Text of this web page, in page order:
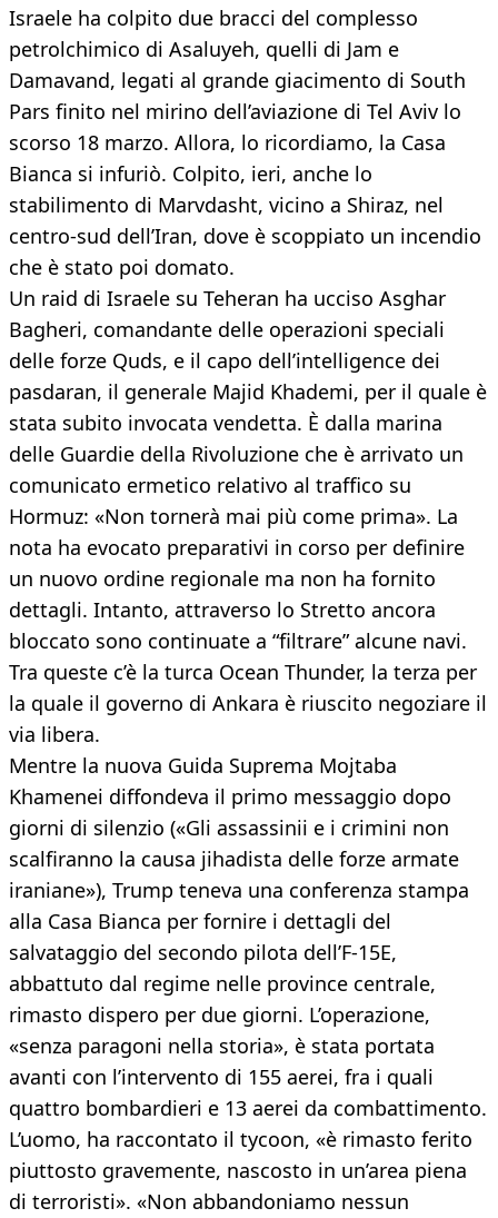
Israele ha colpito due bracci del complesso
petrolchimico di Asaluyeh, quelli di Jam e
Damavand, legati al grande giacimento di South
Pars finito nel mirino dell’aviazione di Tel Aviv lo
scorso 18 marzo. Allora, lo ricordiamo, la Casa
Bianca si infuriò. Colpito, ieri, anche lo
stabilimento di Marvdasht, vicino a Shiraz, nel
centro-sud dell’Iran, dove è scoppiato un incendio
che è stato poi domato.
Un raid di Israele su Teheran ha ucciso Asghar
Bagheri, comandante delle operazioni speciali
delle forze Quds, e il capo dell’intelligence dei
pasdaran, il generale Majid Khademi, per il quale è
stata subito invocata vendetta. È dalla marina
delle Guardie della Rivoluzione che è arrivato un
comunicato ermetico relativo al traffico su
Hormuz: «Non tornerà mai più come prima». La
nota ha evocato preparativi in corso per definire
un nuovo ordine regionale ma non ha fornito
dettagli. Intanto, attraverso lo Stretto ancora
bloccato sono continuate a “filtrare” alcune navi.
Tra queste c’è la turca Ocean Thunder, la terza per
la quale il governo di Ankara è riuscito negoziare il
via libera.
Mentre la nuova Guida Suprema Mojtaba
Khamenei diffondeva il primo messaggio dopo
giorni di silenzio («Gli assassinii e i crimini non
scalfiranno la causa jihadista delle forze armate
iraniane»), Trump teneva una conferenza stampa
alla Casa Bianca per fornire i dettagli del
salvataggio del secondo pilota dell’F-15E,
abbattuto dal regime nelle province centrale,
rimasto dispero per due giorni. L’operazione,
«senza paragoni nella storia», è stata portata
avanti con l’intervento di 155 aerei, fra i quali
quattro bombardieri e 13 aerei da combattimento.
L’uomo, ha raccontato il tycoon, «è rimasto ferito
piuttosto gravemente, nascosto in un’area piena
di terroristi». «Non abbandoniamo nessun